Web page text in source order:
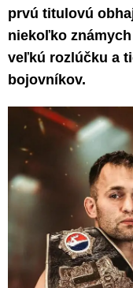
prvú titulovú
niekoľko
veľkú rozlúčku a
bojovníkov.